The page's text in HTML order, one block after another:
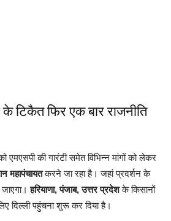
के टिकैत फिर एक बार राजनीति
एमएसपी की गारंटी समेत विभिन्न मांगों को लेकर
महापंचायतकरने जा रहा है। जहां प्रदर्शन के
जाएगा।हरियाणा, पंजाब, उत्तर प्रदेशके किसानों
दिल्ली पहुंचना शुरू कर दिया है।